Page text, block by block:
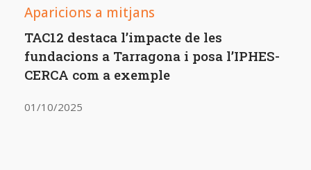
Aparicions a mitjans
TAC12 destaca l’impacte de les
fundacions a Tarragona i posa l’IPHES-
CERCA com a exemple
01/10/2025